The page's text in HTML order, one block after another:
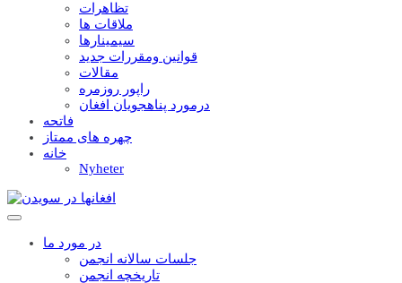
تظاهرات
ملاقات ها
سيمينارها
قوانين ومقررات جديد
مقالات
راپور روزمره
درمورد پناهجويان افغان
فاتحه
چهره های ممتاز
خانه
Nyheter
در مورد ما
جلسات سالانه انجمن
تاریخچه انجمن